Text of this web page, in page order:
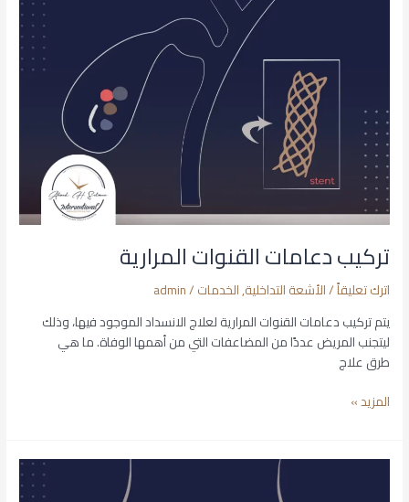
تركيب دعامات القنوات المرارية
اترك تعليقاً/الأشعة التداخلية,الخدمات/
admin
يتم تركيب دعامات القنوات المرارية لعلاج الانسداد الموجود فيها، وذلك
ليتجنب المريض عددًا من المضاعفات التي من أهمها الوفاة. ما هي
طرق علاج
المزيد »